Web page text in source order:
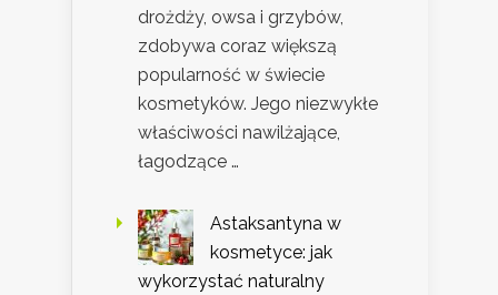
drożdży, owsa i grzybów,
zdobywa coraz większą
popularność w świecie
kosmetyków. Jego niezwykłe
właściwości nawilżające,
łagodzące …
Astaksantyna w
kosmetyce: jak
wykorzystać naturalny